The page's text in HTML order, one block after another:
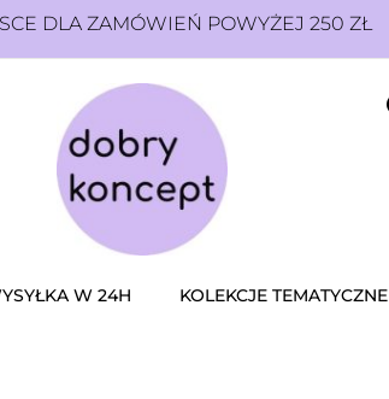
DLA ZAMÓWIEŃ POWYŻEJ 250 ZŁ
W 24H KOLEKCJE TEMATYCZNE